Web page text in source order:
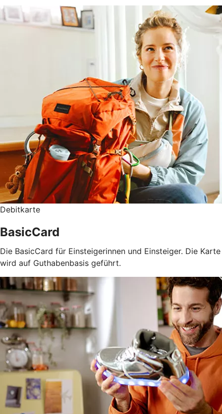
Debitkarte
BasicCard
Die BasicCard für Einsteigerinnen und Einsteiger. Die Karte
wird auf Guthabenbasis geführt.